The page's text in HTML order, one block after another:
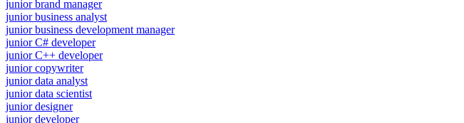
junior brand manager
junior business analyst
junior business development manager
junior C# developer
junior C++ developer
junior copywriter
junior data analyst
junior data scientist
junior designer
junior developer